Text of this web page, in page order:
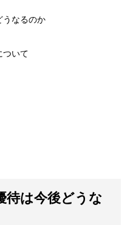
うなるのか
ついて
待は今後どうな